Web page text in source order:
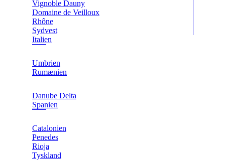
Vignoble Dauny
Domaine de Veilloux
Rhône
Sydvest
Italien
Umbrien
Rumænien
Danube Delta
Spanien
Catalonien
Penedes
Rioja
Tyskland